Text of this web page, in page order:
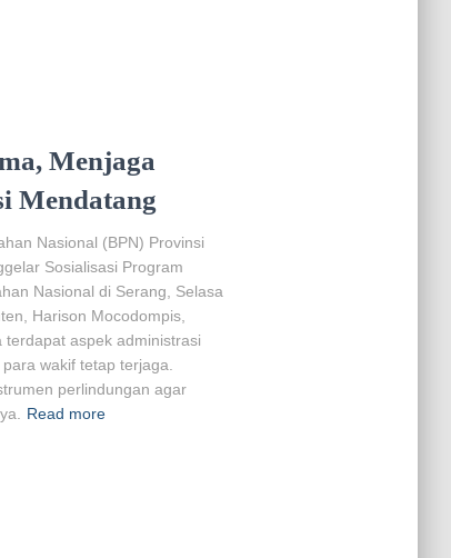
Menjaga
Mendatang
Nasional (BPN) Provinsi
Sosialisasi Program
Nasional di Serang, Selasa
Harison Mocodompis,
aspek administrasi
wakif tetap terjaga.
perlindungan agar
Read more